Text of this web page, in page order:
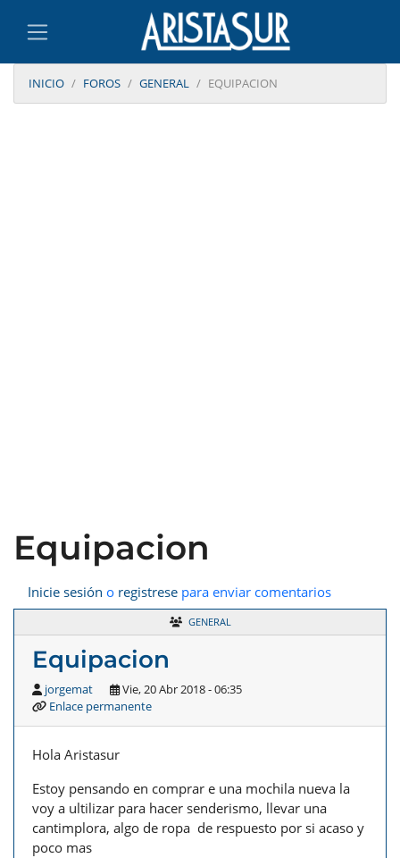
INICIO FOROS GENERAL EQUIPACION
Equipacion
Inicie sesión o registrese para enviar comentarios
GENERAL
Equipacion
jorgemat
Vie, 20 Abr 2018 - 06:35
Enlace permanente
Hola Aristasur
Estoy pensando en comprar e una mochila nueva la
voy a ultilizar para hacer senderismo, llevar una
cantimplora, algo de ropa de respuesto por si acaso y
poco mas